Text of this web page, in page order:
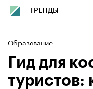
ТРЕНДЫ
Образование
Гид для
туристов: